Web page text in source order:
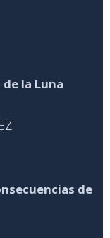
la Luna
de